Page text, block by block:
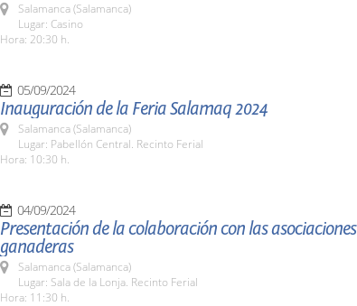
Salamanca (Salamanca)
Lugar: Casino
Hora: 20:30 h.
05/09/2024
Inauguración de la Feria Salamaq 2024
Salamanca (Salamanca)
Lugar: Pabellón Central. Recinto Ferial
Hora: 10:30 h.
04/09/2024
Presentación de la colaboración con las asociaciones
ganaderas
Salamanca (Salamanca)
Lugar: Sala de la Lonja. Recinto Ferial
Hora: 11:30 h.